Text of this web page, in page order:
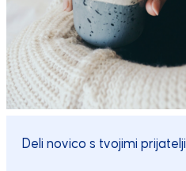
Deli novico s tvojimi prijatelji